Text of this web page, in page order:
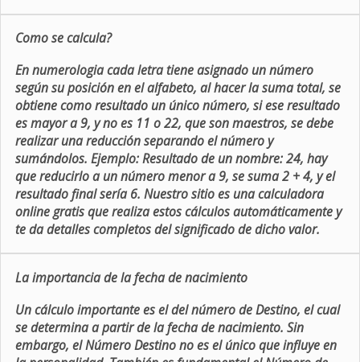
Como se calcula?
En numerologia cada letra tiene asignado un número
según su posición en el alfabeto, al hacer la suma total, se
obtiene como resultado un único número, si ese resultado
es mayor a 9, y no es 11 o 22, que son maestros, se debe
realizar una reducción separando el número y
sumándolos. Ejemplo: Resultado de un nombre: 24, hay
que reducirlo a un número menor a 9, se suma 2 + 4, y el
resultado final sería 6. Nuestro sitio es una calculadora
online gratis que realiza estos cálculos automáticamente y
te da detalles completos del significado de dicho valor.
La importancia de la fecha de nacimiento
Un cálculo importante es el del número de Destino, el cual
se determina a partir de la fecha de nacimiento. Sin
embargo, el Número Destino no es el único que influye en